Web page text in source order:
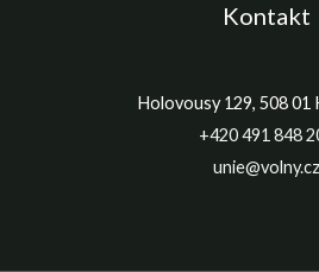
Kontakt
Holovousy 129, 508 01
+420 491 848
unie@volny.cz